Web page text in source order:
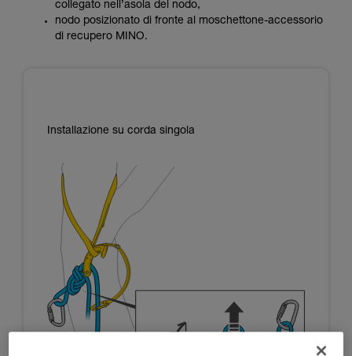
collegato nell’asola del nodo,
nodo posizionato di fronte al moschettone-accessorio
di recupero MINO.
Installazione su corda singola